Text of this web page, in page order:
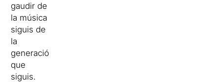
gaudir de
la música
siguis de
la
generació
que
siguis.